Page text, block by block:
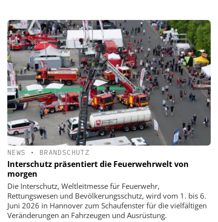
NEWS • BRANDSCHUTZ
Interschutz präsentiert die Feuerwehrwelt von
morgen
Die Interschutz, Weltleitmesse für Feuerwehr,
Rettungswesen und Bevölkerungsschutz, wird vom 1. bis 6.
Juni 2026 in Hannover zum Schaufenster für die vielfältigen
Veränderungen an Fahrzeugen und Ausrüstung.